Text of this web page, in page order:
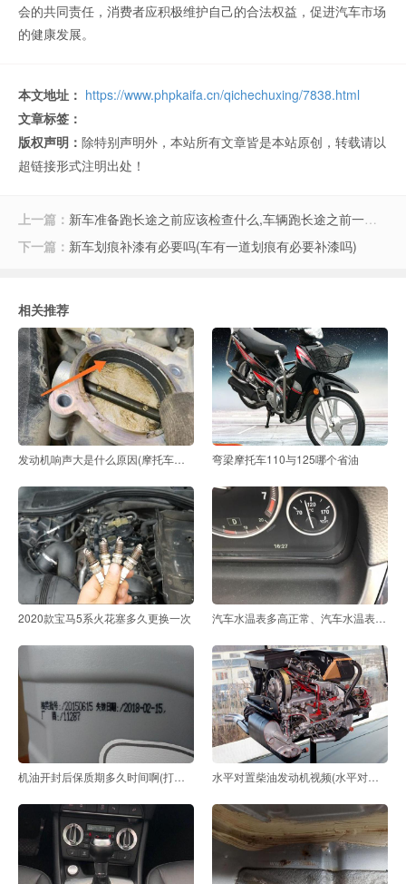
会的共同责任，消费者应积极维护自己的合法权益，促进汽车市场
的健康发展。
本文地址： https://www.phpkaifa.cn/qichechuxing/7838.html
文章标签：
版权声明： 除特别声明外，本站所有文章皆是本站原创，转载请以
超链接形式注明出处！
上一篇： 新车准备跑长途之前应该检查什么,车辆跑长途之前一般要检查什么
下一篇： 新车划痕补漆有必要吗(车有一道划痕有必要补漆吗)
相关推荐
发动机响声大是什么原因(摩托车发动机响声大是什么原 弯梁摩托车110与125哪个省油
2020款宝马5系火花塞多久更换一次 汽车水温表多高正常、汽车水温表多少正常图
机油开封后保质期多久时间啊(打开的机油保质期多长时 水平对置柴油发动机视频(水平对置发动机维修视频)